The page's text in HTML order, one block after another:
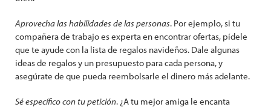
Aprovecha las habilidades de las personas. Por ejemplo, si tu
compañera de trabajo es experta en encontrar ofertas, pídele
que te ayude con la lista de regalos navideños. Dale algunas
ideas de regalos y un presupuesto para cada persona, y
asegúrate de que pueda reembolsarle el dinero más adelante.
Sé específico con tu petición. ¿A tu mejor amiga le encanta